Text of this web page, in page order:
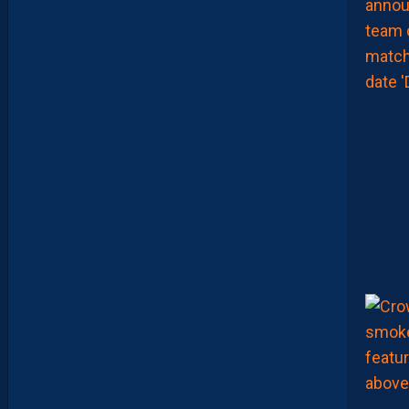
?
D
U
P
R
O
M
A
N
C
M
R